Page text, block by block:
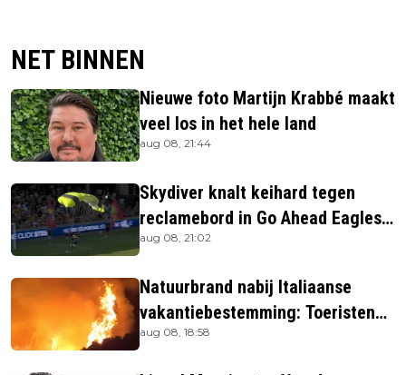
NET BINNEN
Nieuwe foto Martijn Krabbé maakt
veel los in het hele land
aug 08, 21:44
Skydiver knalt keihard tegen
reclamebord in Go Ahead Eagles-
stadion
aug 08, 21:02
Natuurbrand nabij Italiaanse
vakantiebestemming: Toeristen
uit verblijven gehaald
aug 08, 18:58